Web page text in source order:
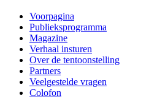
Voorpagina
Publieksprogramma
Magazine
Verhaal insturen
Over de tentoonstelling
Partners
Veelgestelde vragen
Colofon